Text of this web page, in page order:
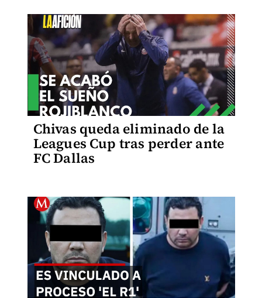
Chivas queda eliminado de la
Leagues Cup tras perder ante
FC Dallas